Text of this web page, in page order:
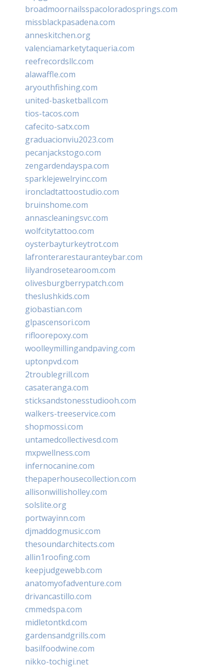
broadmoornailsspacoloradosprings.com
missblackpasadena.com
anneskitchen.org
valenciamarketytaqueria.com
reefrecordsllc.com
alawaffle.com
aryouthfishing.com
united-basketball.com
tios-tacos.com
cafecito-satx.com
graduacionviu2023.com
pecanjackstogo.com
zengardendayspa.com
sparklejewelryinc.com
ironcladtattoostudio.com
bruinshome.com
annascleaningsvc.com
wolfcitytattoo.com
oysterbayturkeytrot.com
lafronterarestauranteybar.com
lilyandrosetearoom.com
olivesburgberrypatch.com
theslushkids.com
giobastian.com
glpascensori.com
rifloorepoxy.com
woolleymillingandpaving.com
uptonpvd.com
2troublegrill.com
casateranga.com
sticksandstonesstudiooh.com
walkers-treeservice.com
shopmossi.com
untamedcollectivesd.com
mxpwellness.com
infernocanine.com
thepaperhousecollection.com
allisonwillisholley.com
solslite.org
portwayinn.com
djmaddogmusic.com
thesoundarchitects.com
allin1roofing.com
keepjudgewebb.com
anatomyofadventure.com
drivancastillo.com
cmmedspa.com
midletontkd.com
gardensandgrills.com
basilfoodwine.com
nikko-tochigi.net